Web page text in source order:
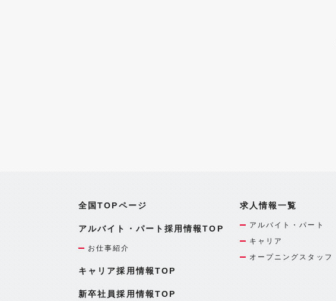
全国TOPページ
アルバイト・パート採用情報TOP
お仕事紹介
キャリア採用情報TOP
新卒社員採用情報TOP
求人情報一覧
アルバイト・パート
キャリア
オープニングスタッフ